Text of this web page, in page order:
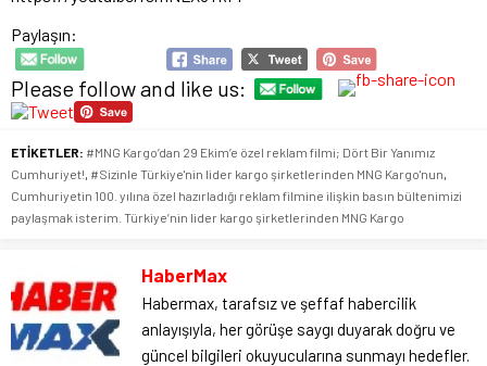
Paylaşın:
Please follow and like us:
ETİKETLER: #MNG Kargo’dan 29 Ekim’e özel reklam filmi; Dört Bir Yanımız
Cumhuriyet! #Sizinle Türkiye'nin lider kargo şirketlerinden MNG Kargo'nun
Cumhuriyetin 100. yılına özel hazırladığı reklam filmine ilişkin basın bültenimizi
paylaşmak isterim. Türkiye’nin lider kargo şirketlerinden MNG Kargo
HaberMax
Habermax, tarafsız ve şeffaf habercilik
anlayışıyla, her görüşe saygı duyarak doğru ve
güncel bilgileri okuyucularına sunmayı hedefler.